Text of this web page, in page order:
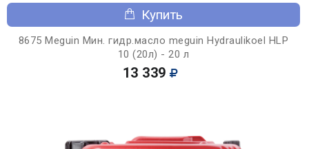
Купить
8675 Meguin Мин. гидр.масло meguin Hydraulikoel HLP
10 (20л) - 20 л
13 339